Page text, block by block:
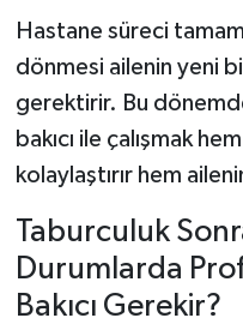
Hastane süreci
dönmesi ailenin yeni
gerektirir. Bu
bakıcı ile çalışmak
kolaylaştırır hem
Taburculuk
Durumlarda
Bakıcı Gerekir?